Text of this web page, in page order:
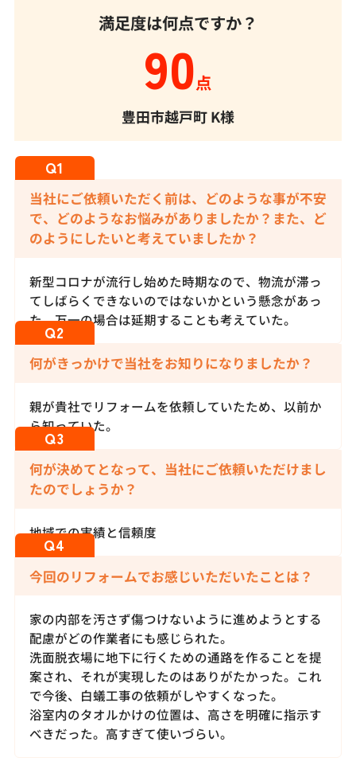
満足度は何点ですか？
90点
豊田市越戸町K様
当社にご依頼いただく前は、どのような事が不安
で、どのようなお悩みがありましたか？また、ど
のようにしたいと考えていましたか？
新型コロナが流行し始めた時期なので、物流が滞っ
てしばらくできないのではないかという懸念があっ
た。万一の場合は延期することも考えていた。
何がきっかけで当社をお知りになりましたか？
親が貴社でリフォームを依頼していたため、以前か
ら知っていた。
何が決めてとなって、当社にご依頼いただけまし
たのでしょうか？
地域での実績と信頼度
今回のリフォームでお感じいただいたことは？
家の内部を汚さず傷つけないように進めようとする
配慮がどの作業者にも感じられた。
洗面脱衣場に地下に行くための通路を作ることを提
案され、それが実現したのはありがたかった。これ
で今後、白蟻工事の依頼がしやすくなった。
浴室内のタオルかけの位置は、高さを明確に指示す
べきだった。高すぎて使いづらい。